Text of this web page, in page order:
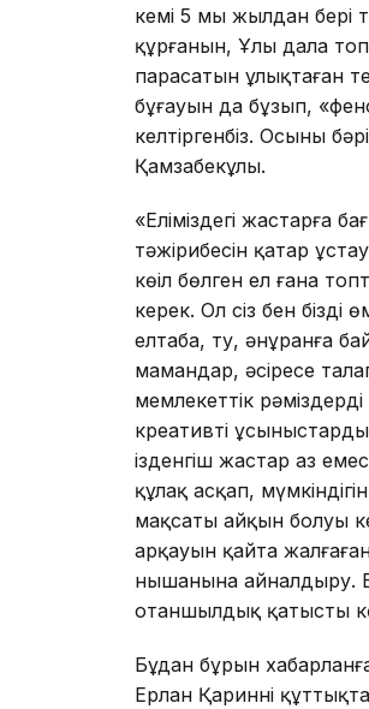
кемі 5 мың жылдан бері
құрғанын, Ұлы дала
парасатын ұлықтаған
бұғауын да бұзып,
келтіргенбіз. Осының
Қамзабекұлы.
«Еліміздегі жастарға
тәжірибесін қатар
көңіл бөлген ел ғана
керек. Ол сіз бен
елтаңба, ту, әнұранға
мамандар, әсіресе
мемлекеттік рәміздерді
креативті
ізденгіш жастар аз
құлақ асқап,
мақсаты айқын болуы
арқауын қайта жалғаған
нышанына айналдыру.
отаншылдық қатысты
Бұдан бұрын
Ерлан Қариннің